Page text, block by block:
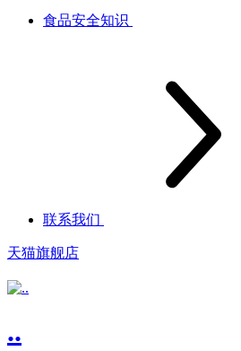
食品安全知识
联系我们
天猫旗舰店
..